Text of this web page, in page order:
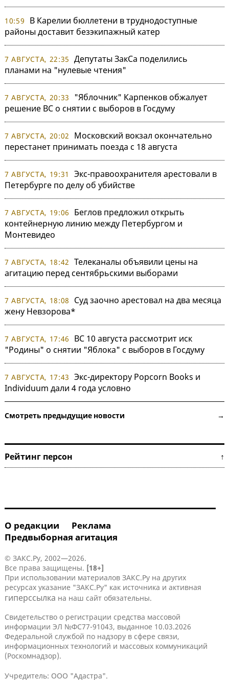
10:59
В Карелии бюллетени в труднодоступные
районы доставит безэкипажный катер
7 АВГУСТА, 22:35 Депутаты ЗакСа поделились
планами на "нулевые чтения"
7 АВГУСТА, 20:33
"Яблочник" Карпенков обжалует
решение ВС о снятии с выборов в Госдуму
7 АВГУСТА, 20:02
Московский вокзал окончательно
перестанет принимать поезда с 18 августа
7 АВГУСТА, 19:31
Экс-правоохранителя арестовали в
Петербурге по делу об убийстве
7 АВГУСТА, 19:06
Беглов предложил открыть
контейнерную линию между Петербургом и
Монтевидео
7 АВГУСТА, 18:42 Телеканалы объявили цены на
агитацию перед сентябрьскими выборами
7 АВГУСТА, 18:08
Суд заочно арестовал на два месяца
жену Невзорова*
7 АВГУСТА, 17:46
ВС 10 августа рассмотрит иск
"Родины" о снятии "Яблока" с выборов в Госдуму
7 АВГУСТА, 17:43 Экс-директору Popcorn Books и
Individuum дали 4 года условно
Смотреть предыдущие новости →
Рейтинг персон ↑
О редакции
Реклама
Предвыборная агитация
© ЗАКС.Ру, 2002—2026.
Все права защищены. [18+]
При использовании материалов ЗАКС.Ру на других
ресурсах указание "ЗАКС.Ру" как источника и активная
гиперссылка на наш сайт обязательны.
Свидетельство о регистрации средства массовой
информации ЭЛ №ФС77-91043, выданное 10.03.2026
Федеральной службой по надзору в сфере связи,
информационных технологий и массовых коммуникаций
(Роскомнадзор).
Учредитель: ООО "Адастра".